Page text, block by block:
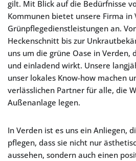
gilt. Mit Blick auf die Bedürfnisse
Kommunen bietet unsere Firma in
Grünpflegedienstleistungen an.
Heckenschnitt bis zur
uns um die grüne Oase in Verden,
und einladend wirkt. Unsere
unser lokales Know-how machen
verlässlichen Partner für alle, die
Außenanlage legen.
In Verden ist es uns ein Anliegen,
pflegen, dass sie nicht nur
aussehen, sondern auch einen